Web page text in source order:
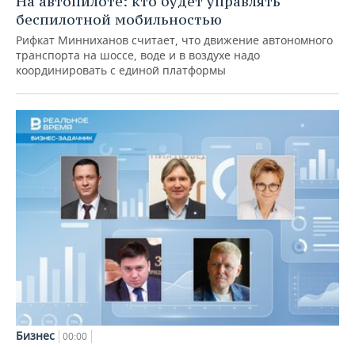
беспилотной мобильностью
Рифкат Минниханов считает, что движение автономного
транспорта на шоссе, воде и в воздухе надо
координировать с единой платформы
Бизнес 00:00